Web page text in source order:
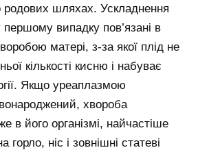
родових шляхах. Ускладнення
випадку пов’язані в
матері, з-за якої плід не
кількості кисню і набуває
Якщо уреаплазмою
хвороба
в його організмі, найчастіше
ніс і зовнішні статеві